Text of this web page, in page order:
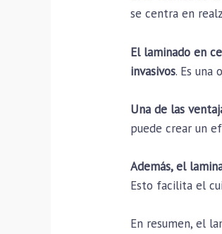
se centra en
El laminado en
invasivos. Es una
Una de las
puede crear un
Además, el
Esto facilita el
En resumen, el